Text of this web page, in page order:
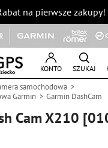
na pierwsze zakupy!
KONTO SZUKAJ
samochodowa
Garmin
Garmin DashCam
Cam X210